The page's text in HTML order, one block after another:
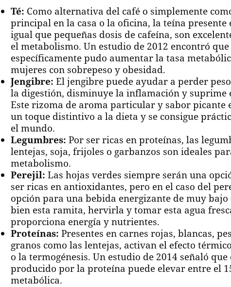
Té: Como alternativa del café o simplemente
principal en la casa o la oficina, la teína presente
igual que pequeñas dosis de cafeína, son
el metabolismo. Un estudio de 2012 encontró
específicamente pudo aumentar la tasa
mujeres con sobrepeso y obesidad.
Jengibre: El jengibre puede ayudar a perder
la digestión, disminuye la inflamación y suprime
Este rizoma de aroma particular y sabor picante
un toque distintivo a la dieta y se consigue
el mundo.
Legumbres: Por ser ricas en proteínas, las
lentejas, soja, frijoles o garbanzos son ideales
metabolismo.
Perejil: Las hojas verdes siempre serán una
ser ricas en antioxidantes, pero en el caso del
opción para una bebida energizante de muy
bien esta ramita, hervirla y tomar esta agua
proporciona energía y nutrientes.
Proteínas: Presentes en carnes rojas, blancas,
granos como las lentejas, activan el efecto
o la termogénesis. Un estudio de 2014 señaló que
producido por la proteína puede elevar entre el
metabólica.